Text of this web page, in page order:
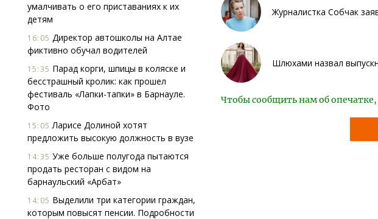
умалчивать о его приставаниях к их
детям
16:05 Директор автошколы на Алтае
фиктивно обучал водителей
15:35 Парад корги, шпицы в коляске и
бесстрашный кролик: как прошел
фестиваль «Лапки-тапки» в Барнауле.
Фото
15:05 Ларисе Долиной хотят
предложить высокую должность в вузе
14:35 Уже больше полугода пытаются
продать ресторан с видом на
барнаульский «Арбат»
14:05 Выделили три категории граждан,
которым повысят пенсии. Подробности
Журналистка Собчак
Шлюхами назвал
Чтобы сообщить нам об